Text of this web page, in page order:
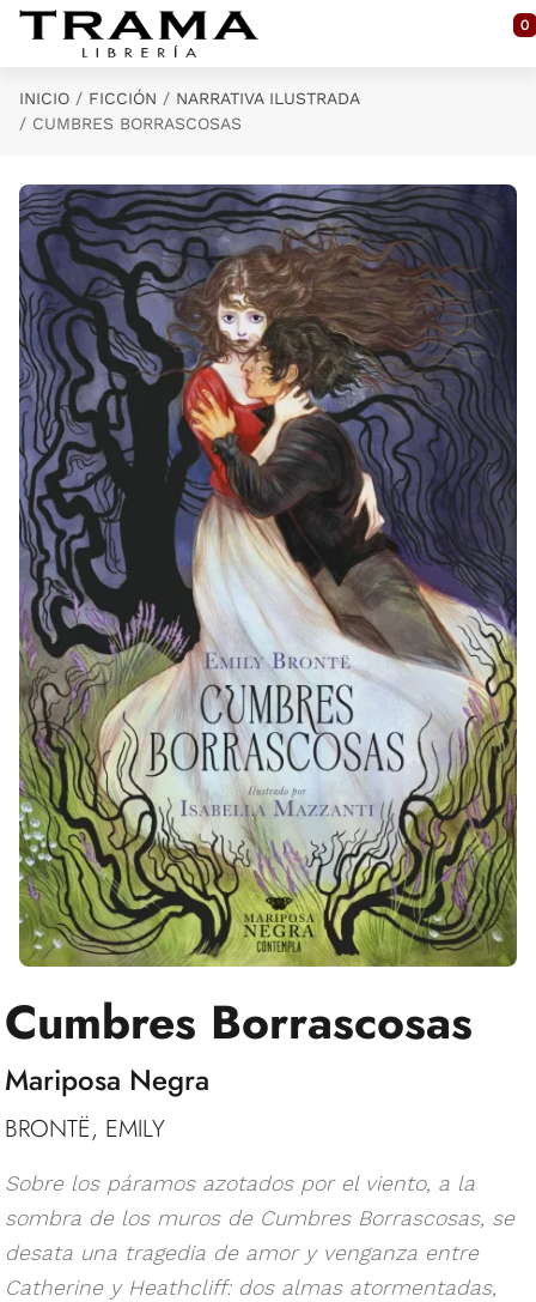
Saltar al contenido principal
0
INICIO FICCIÓN
NARRATIVA ILUSTRADA
CUMBRES BORRASCOSAS
Cumbres Borrascosas
Mariposa Negra
BRONTË, EMILY
Sobre los páramos azotados por el viento, a la
sombra de los muros de Cumbres Borrascosas, se
desata una tragedia de amor y venganza entre
Catherine y Heathcliff: dos almas atormentadas,